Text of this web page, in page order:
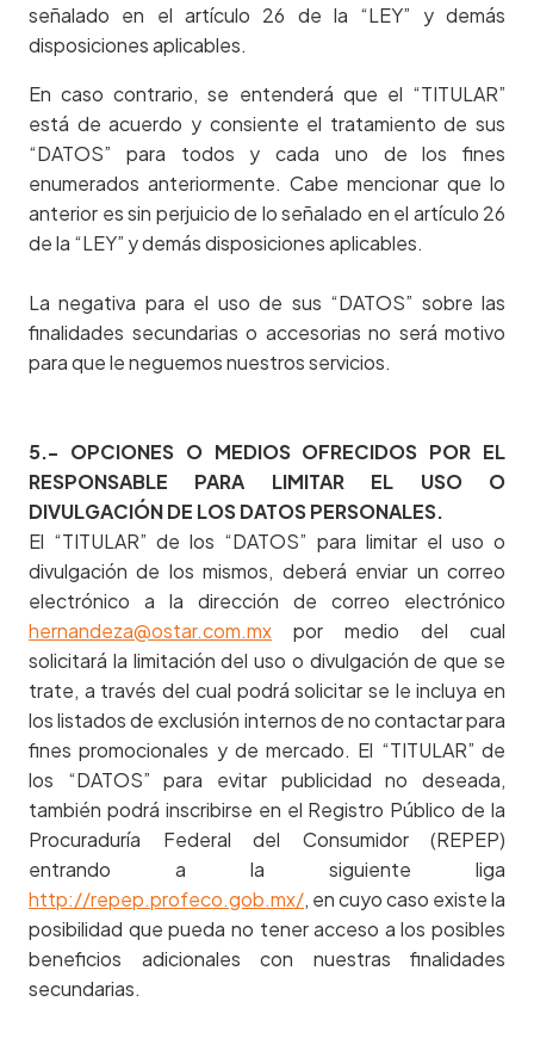
señalado en el artículo 26 de la “LEY” y demás
disposiciones aplicables.
En caso contrario, se entenderá que el “TITULAR”
está de acuerdo y consiente el tratamiento de sus
“DATOS” para todos y cada uno de los fines
enumerados anteriormente. Cabe mencionar que lo
anterior es sin perjuicio de lo señalado en el artículo 26
de la “LEY” y demás disposiciones aplicables.
La negativa para el uso de sus “DATOS” sobre las
finalidades secundarias o accesorias no será motivo
para que le neguemos nuestros servicios.
5.- OPCIONES O MEDIOS OFRECIDOS POR EL
RESPONSABLE PARA LIMITAR EL USO O
DIVULGACIÓN DE LOS DATOS PERSONALES.
El “TITULAR” de los “DATOS” para limitar el uso o
divulgación de los mismos, deberá enviar un correo
electrónico a la dirección de correo electrónico
hernandeza@ostar.com.mx por medio del cual
solicitará la limitación del uso o divulgación de que se
trate, a través del cual podrá solicitar se le incluya en
los listados de exclusión internos de no contactar para
fines promocionales y de mercado. El “TITULAR” de
los “DATOS” para evitar publicidad no deseada,
también podrá inscribirse en el Registro Público de la
Procuraduría Federal del Consumidor (REPEP)
entrando a la siguiente liga
http://repep.profeco.gob.mx/, en cuyo caso existe la
posibilidad que pueda no tener acceso a los posibles
beneficios adicionales con nuestras finalidades
secundarias.